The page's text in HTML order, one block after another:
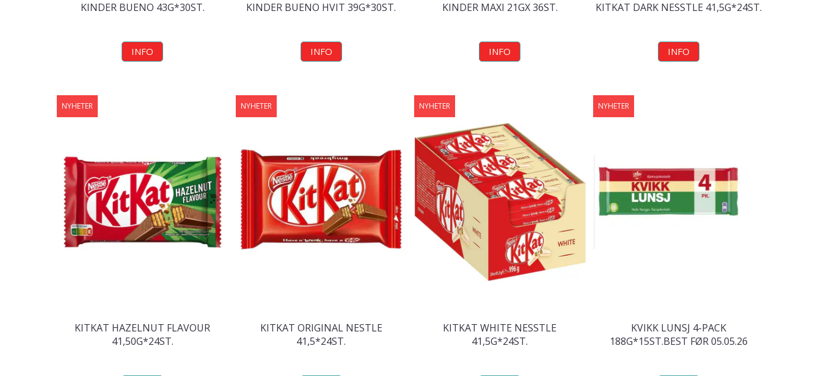
KINDER BUENO 43G*30ST.
INFO
KINDER BUENO HVIT 39G*30ST.
INFO
KINDER MAXI 21GX 36ST.
INFO
KITKAT DARK NESSTLE 41,5G*24ST.
INFO
NYHETER
KITKAT HAZELNUT FLAVOUR
41,50G*24ST.
NYHETER
KITKAT ORIGINAL NESTLE
41,5*24ST.
NYHETER
KITKAT WHITE NESSTLE
41,5G*24ST.
NYHETER
KVIKK LUNSJ 4-PACK
188G*15ST.BEST FØR 05.05.26